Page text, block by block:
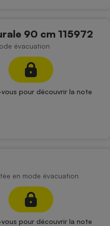
90 cm 115972
évacuation
pour découvrir la note
en mode évacuation
pour découvrir la note